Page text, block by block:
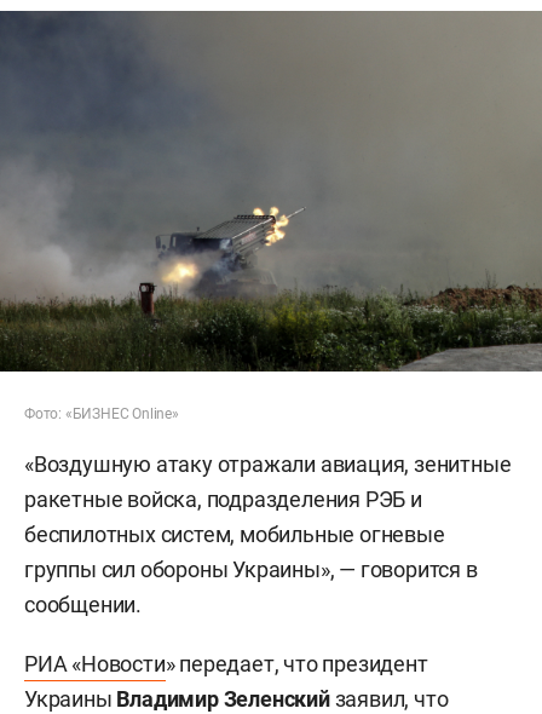
Фото: «БИЗНЕС Online»
«Воздушную атаку отражали авиация, зенитные
ракетные войска, подразделения РЭБ и
беспилотных систем, мобильные огневые
группы сил обороны Украины», — говорится в
сообщении.
РИА «Новости» передает, что президент
Украины Владимир Зеленскийзаявил, что